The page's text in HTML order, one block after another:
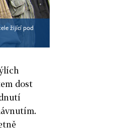
žijící pod
dost